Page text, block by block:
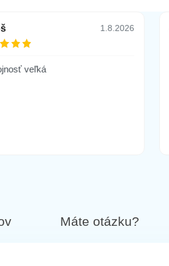
1.8.2026
veľká
Máte otázku?